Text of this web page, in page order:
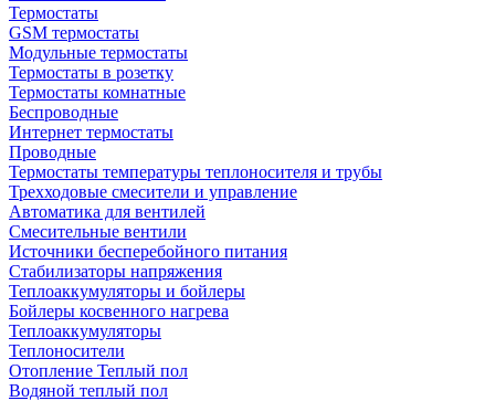
Термостаты
GSM термостаты
Модульные термостаты
Термостаты в розетку
Термостаты комнатные
Беспроводные
Интернет термостаты
Проводные
Термостаты температуры теплоносителя и трубы
Трехходовые смесители и управление
Автоматика для вентилей
Смесительные вентили
Источники бесперебойного питания
Стабилизаторы напряжения
Теплоаккумуляторы и бойлеры
Бойлеры косвенного нагрева
Теплоаккумуляторы
Теплоносители
Отопление Теплый пол
Водяной теплый пол